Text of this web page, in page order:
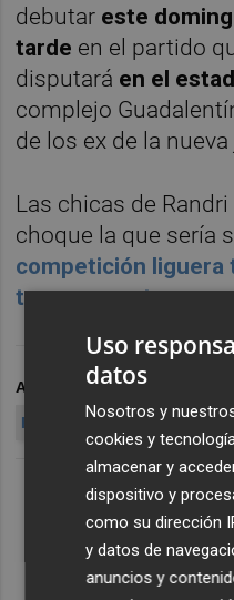
debutar este
tarde en el partido
disputará en el
complejo
de los ex de la
Las chicas de
choque la que sería
competición liguera
tres encuentros.
ARCHIVADO EN FÚTBOL
RAQUEL PINEL
Uso
datos
Nosotros y
cookies y
almacenar y
dispositivo y
como su dirección
y datos de
anuncios y